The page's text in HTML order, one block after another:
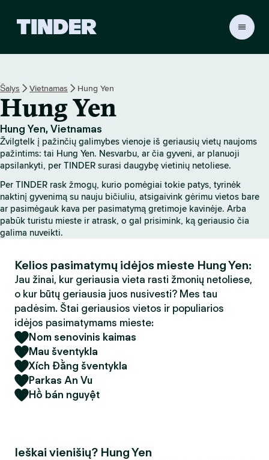
R
p
a
g
r
i
n
n
i
s
Šalys Vietnamas Hung Yen
Hung Yen
Hung Yen, Vietnamas
Žvilgtelk į pažinčių galimybes vienoje iš geriausių vietų naujoms
pažintims: tai Hung Yen. Nesvarbu, ar čia gyveni, ar planuoji
apsilankyti, per TINDER surasi daugybę vietinių netoliese.
Per TINDER rask žmogų, kurio pomėgiai tokie patys, tyrinėk
naktinį gyvenimą su nauju bičiuliu, atsigaivink gėrimu vietos bare
ar pasimėgauk kava per pasimatymą gretimoje kavinėje. Arba
pabūk turistu mieste ir atrask, o gal prisimink, ką geriausio čia
galima nuveikti.
Kelios pasimatymų idėjos mieste Hung Yen:
Jau žinai, kur geriausia vieta rasti žmonių netoliese,
o kur būtų geriausia juos nusivesti? Mes tau
padėsim. Štai geriausios vietos ir populiarios
idėjos pasimatymams mieste:
Nom senovinis kaimas
Mau šventykla
Xích Đằng šventykla
Parkas An Vu
Hồ bán nguyệt
Ieškai vienišių? Hung Yen